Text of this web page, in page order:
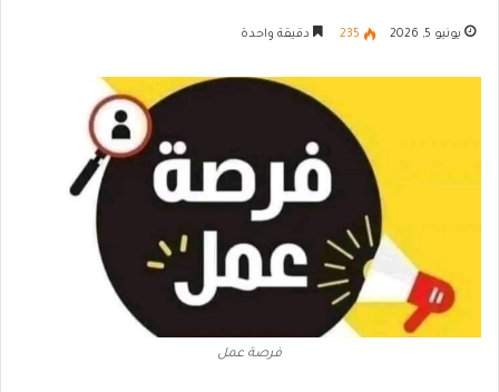
يونيو 5, 2026 235 دقيقة واحدة
فرصة عمل